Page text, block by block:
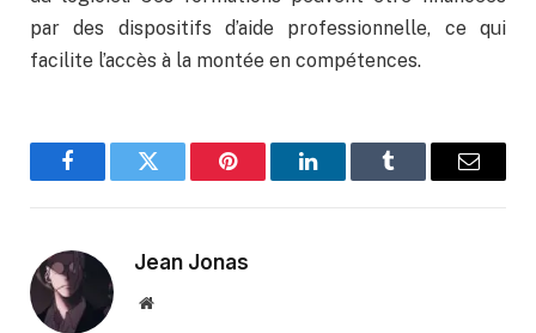
par des dispositifs d’aide professionnelle, ce qui
facilite l’accès à la montée en compétences.
FacebookTwitter Pinterest LinkedInTumblr Email
Jean Jonas
Website